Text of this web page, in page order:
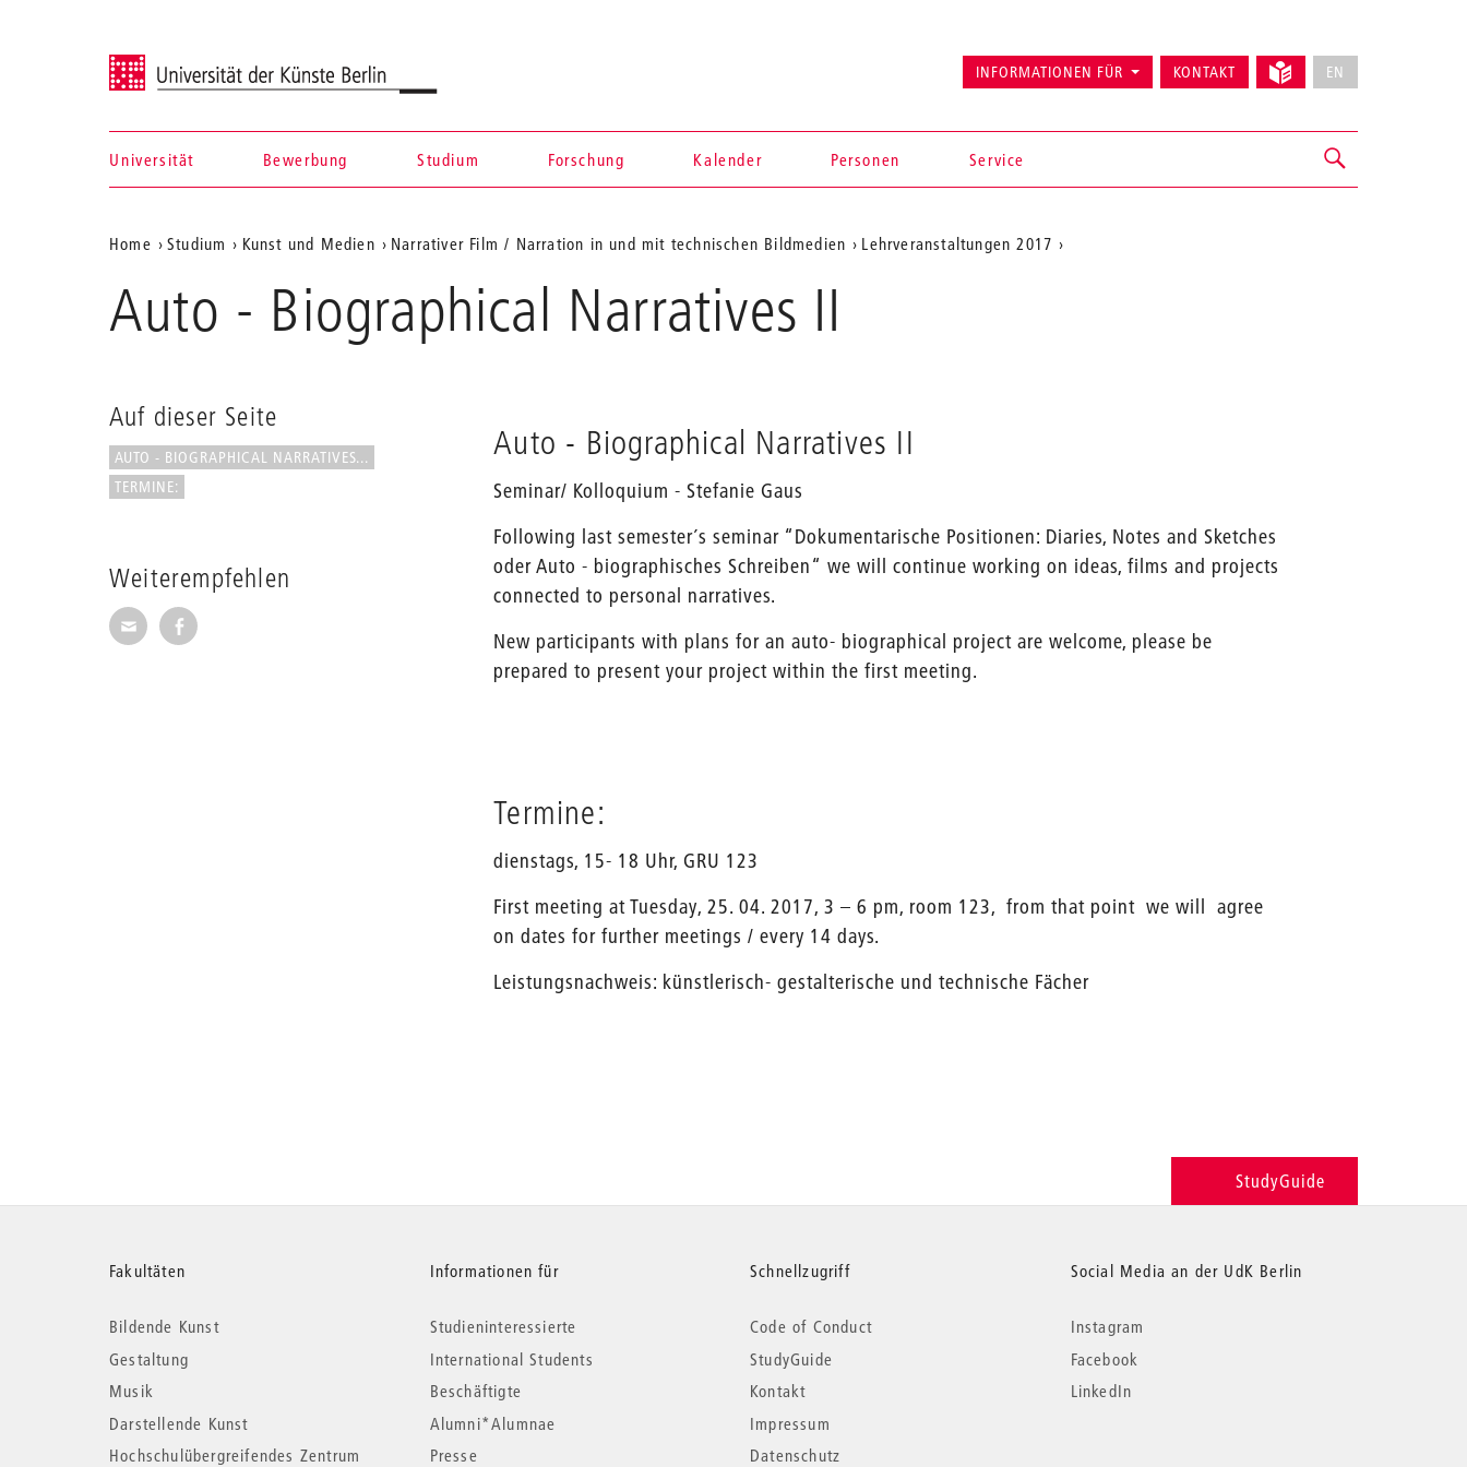
Universität der Künste Berlin
Navigation &
Suche
Universität Bewerbung Studium Forschung Kalender Personen Service
INFORMATIONEN FÜR KONTAKT EN
Aktuelle
Position
auf
Home Studium Kunst und Medien Narrativer Film / Narration in und mit technischen Bildmedien Lehrveranstaltungen 2017
Auto - Biographical Narratives II
Auf dieser Seite
AUTO - BIOGRAPHICAL NARRATIVES...
TERMINE:
Weiterempfehlen
Seite per E-Mail weiterempfehlen
Seite auf Facebook weiterempfehlen
Auto - Biographical Narratives II
Seminar/ Kolloquium - Stefanie Gaus
Following last semester´s seminar “Dokumentarische Positionen: Diaries, Notes and Sketches
oder Auto - biographisches Schreiben“ we will continue working on ideas, films and projects
connected to personal narratives.
New participants with plans for an auto- biographical project are welcome, please be
prepared to present your project within the first meeting.
Termine:
dienstags, 15- 18 Uhr, GRU 123
First meeting at Tuesday, 25. 04. 2017, 3 – 6 pm, room 123, from that point we will agree
on dates for further meetings / every 14 days.
Leistungsnachweis: künstlerisch- gestalterische und technische Fächer
StudyGuide
Weitere
Informationen
Fakultäten
Bildende Kunst
Gestaltung
Musik
Darstellende Kunst
Hochschulübergreifendes Zentrum
Informationen für
Studieninteressierte
International Students
Beschäftigte
Alumni*Alumnae
Presse
Schnellzugriff
Code of Conduct
StudyGuide
Kontakt
Impressum
Datenschutz
Social Media an der UdK Berlin
Instagram
Facebook
LinkedIn